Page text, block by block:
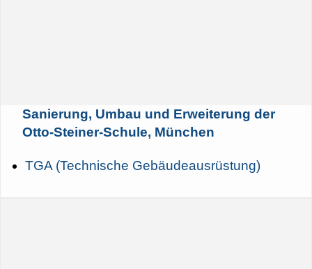
Sanierung, Umbau und Erweiterung der
Otto-Steiner-Schule, München
TGA (Technische Gebäudeausrüstung)